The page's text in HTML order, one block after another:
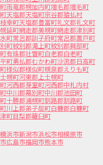
雨竜郡幌加内町増毛郡増毛町
天塩郡天塩町宗谷郡猿払村
幸町天塩郡豊富町礼文郡礼文町
延町網走郡美幌町網走郡津別町
町常呂郡訓子府町常呂郡置戸町
町紋別郡滝上町紋別郡興部町
有珠郡壮瞥町白老郡白老町
町勇払郡むかわ町沙流郡日高町
様似郡様似町幌泉郡えりも町
幌町河東郡上士幌町
河西郡芽室町河西郡中札内村
中川郡幕別町中川郡池田町
十勝郡浦幌町釧路郡釧路町
川上郡弟子屈町白糠郡白糠町
町目梨郡羅臼町
横浜市新潟市浜松市相模原市
広島市福岡市熊本市